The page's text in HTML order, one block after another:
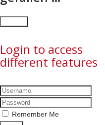
Login to access
different features
Remember Me